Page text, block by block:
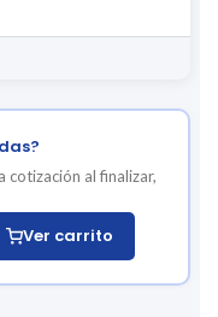
cotización al finalizar,
Ver carrito